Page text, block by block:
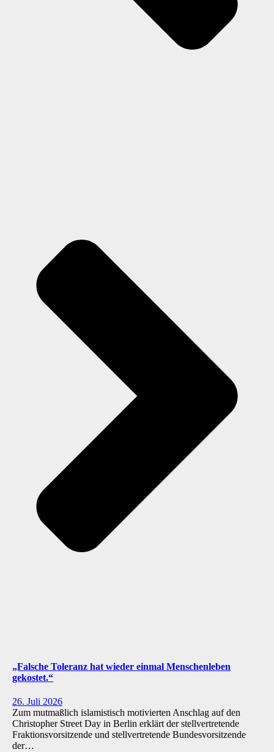
„Falsche Toleranz hat wieder einmal Menschenleben
gekostet.“
26. Juli 2026
Zum mutmaßlich islamistisch motivierten Anschlag auf den
Christopher Street Day in Berlin erklärt der stellvertretende
Fraktionsvorsitzende und stellvertretende Bundesvorsitzende
der…